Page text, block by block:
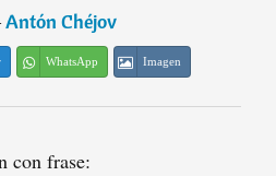
Antón Chéjov
WhatsApp Imagen
con frase: